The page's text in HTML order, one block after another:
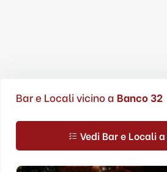
Bar e Locali vicino a Banco 32
Vedi Bar e Locali a